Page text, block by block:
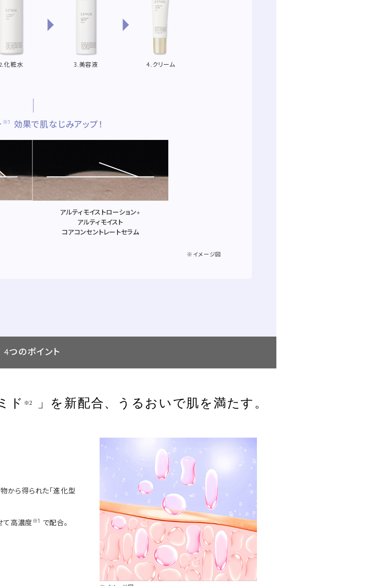
化粧水 3.美容液 4.クリーム
※1 効果で肌なじみアップ！
アルティモイストローション+
アルティモイスト
コアコンセントレートセラム
※イメージ図
4つのポイント
ド ※2 」を新配合、うるおいで肌を満たす。
から得られた「進化型
て高濃度※1
で配合。